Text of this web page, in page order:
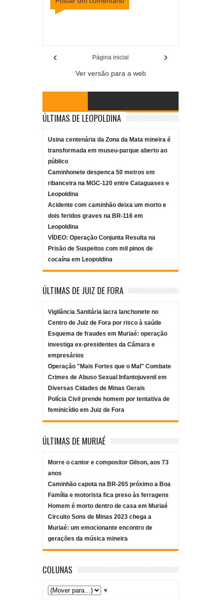
‹ ›
Página inicial
Ver versão para a web
ÚLTIMAS DE LEOPOLDINA
Usina centenária da Zona da Mata mineira é
transformada em museu-parque aberto ao
público
Caminhonete despenca 50 metros em
ribanceira na MGC-120 entre Cataguases e
Leopoldina
Acidente com caminhão deixa um morto e
dois feridos graves na BR-116 em
Leopoldina
VÍDEO: Operação Conjunta Resulta na
Prisão de Suspeitos com mil pinos de
cocaína em Leopoldina
ÚLTIMAS DE JUIZ DE FORA
Vigilância Sanitária lacra lanchonete no
Centro de Juiz de Fora por risco à saúde
Esquema de fraudes em Muriaé: operação
investiga ex-presidentes da Câmara e
empresários
Operação "Mais Fortes que o Mal" Combate
Crimes de Abuso Sexual Infantojuvenil em
Diversas Cidades de Minas Gerais
Polícia Civil prende homem por tentativa de
feminicídio em Juiz de Fora
ÚLTIMAS DE MURIAÉ
Morre o cantor e compositor Gilson, aos 73
anos
Caminhão capota na BR-265 próximo a Boa
Família e motorista fica preso às ferragens
Homem é morto dentro de casa em Muriaé
Circuito Sons de Minas 2023 chega a
Muriaé: um emocionante encontro de
gerações da música mineira
COLUNAS
▼